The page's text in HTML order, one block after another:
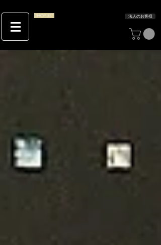
SHOP LIST 法人のお客様